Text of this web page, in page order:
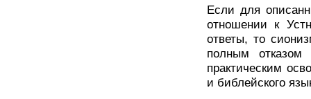
Если для
отношении к
ответы, то
полным
практическим
и библейского